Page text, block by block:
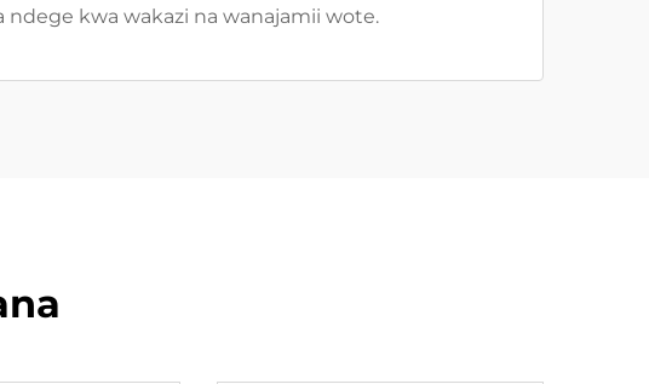
kwa wakazi na wanajamii wote.